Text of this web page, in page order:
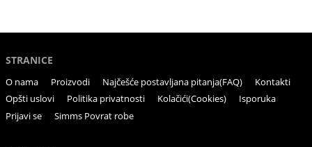
STRANICE
O nama Proizvodi Najčešće postavljana pitanja(FAQ)
Kontakti
Opšti uslovi
Politika privatnosti Kolačići(Cookies)
Isporuka
Prijavi se
Simms Povrat robe